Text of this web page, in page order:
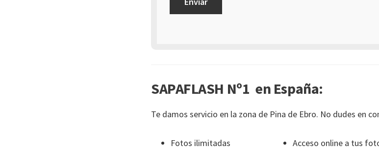
SAPAFLASH Nº1 en España:
Te damos servicio en la zona de Pina de Ebro. No dudes en
Fotos ilimitadas
Acceso online a tus